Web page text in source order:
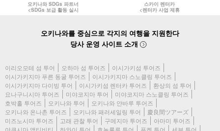
오키나와 SDGs 파트너
<SDGs 보급 활동 실시
스카이 렌터카
<렌터카 사업 제휴
오키나와를 중심으로 각지의 여행을 지원한다
당사 운영 사이트 소개
이리오모테 섬 투어 오하마 섬 투어즈
이시가키섬 투어즈
이시가키지마 푸른 동굴 투어즈
이시가키지마 스노클링 투어즈
이시가키지마 다이빙 투어
이시가키섬 렌터카 투어즈
환상의 섬 투어
요나구니시마 투어즈
미야코지마 투어
미야코지마 스노클링 투어즈
호박홀 투어즈
오키나와 투어
오키나와 얀바루 투어즈
오키나와 온나촌 투어즈
오키나와 패러세일링 투어
慶良間ツアーズ
미즈노시마 투어즈
고래 관찰 투어 구메지마 투어즈
아마미 투어즈
야쿠시마 액티비티
하와이 투어 호놀룰루 투어 푸켓 투어 세부 투어